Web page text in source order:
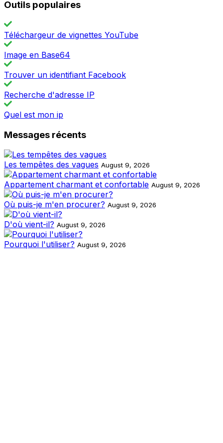
Outils populaires
Téléchargeur de vignettes YouTube
Image en Base64
Trouver un identifiant Facebook
Recherche d'adresse IP
Quel est mon ip
Messages récents
Les tempêtes des vagues August 9, 2026
Appartement charmant et confortable August 9, 2026
Où puis-je m'en procurer? August 9, 2026
D'où vient-il? August 9, 2026
Pourquoi l'utiliser? August 9, 2026